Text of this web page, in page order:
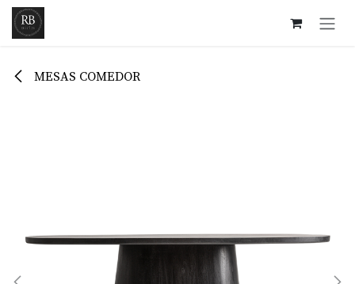
Ir al contenido
MESAS COMEDOR